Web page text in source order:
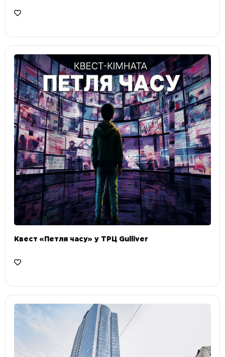
Квест «Петля часу» у ТРЦ Gulliver